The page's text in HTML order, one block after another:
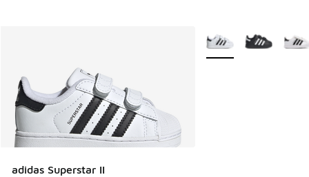
adidas Superstar II
Plus de couleurs